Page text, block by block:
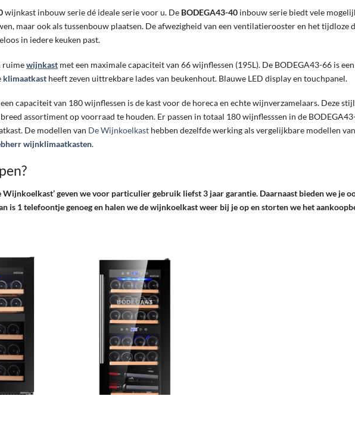
wijnkast inbouw serie dé ideale serie voor u. De BODEGA43-40 inbouw serie biedt vele
maar ook als tussenbouw plaatsen. De afwezigheid van een ventilatierooster en het
in iedere keuken past.
ruimewijnkast met een maximale capaciteit van 66 wijnflessen (195L). De BODEGA43-66 is
klimaatkast heeft zeven uittrekbare lades van beukenhout. Blauwe LED display en touchpanel.
capaciteit van 180 wijnflessen is de kast voor de horeca en echte wijnverzamelaars. Deze
assortiment op voorraad te houden. Er passen in totaal 180 wijnflesssen in de
De modellen van De Wijnkoelkast hebben dezelfde werking als vergelijkbare modellen van
wijnklimaatkasten.
Wijnkoelkast’ geven we voor particulier gebruik liefst 3 jaar garantie. Daarnaast bieden we je
is 1 telefoontje genoeg en halen we de wijnkoelkast weer bij je op en storten we het